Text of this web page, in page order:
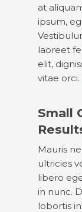
at
ipsum,
laoreet
elit,
vitae orci.
Small
Mauris
ultricies
libero
in nunc.
lobortis